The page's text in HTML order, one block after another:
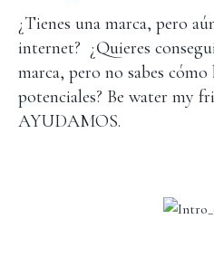
¿Tienes una marca, pero
internet? ¿Quieres
marca, pero no sabes
potenciales? Be water my
AYUDAMOS.